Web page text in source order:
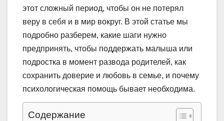
этот сложный период, чтобы он не потерял
веру в себя и в мир вокруг. В этой статье мы
подробно разберем, какие шаги нужно
предпринять, чтобы поддержать малыша или
подростка в момент развода родителей, как
сохранить доверие и любовь в семье, и почему
психологическая помощь бывает необходима.
Содержание